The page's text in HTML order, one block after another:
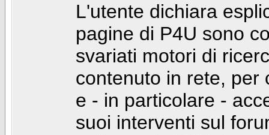
L'utente dichiara
pagine di P4U sono
svariati motori di
contenuto in rete, per
e - in particolare -
suoi interventi sul